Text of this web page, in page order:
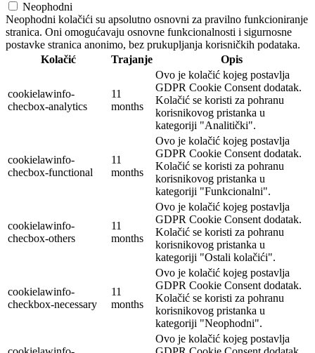
Neophodni
Neophodni kolačići su apsolutno osnovni za pravilno funkcioniranje
stranica. Oni omogućavaju osnovne funkcionalnosti i sigurnosne
postavke stranica anonimo, bez prukupljanja korisničkih podataka.
Kolačić
Trajanje Opis
cookielawinfo-
checbox-analytics
11
months
Ovo je kolačić kojeg postavlja
GDPR Cookie Consent dodatak.
Kolačić se koristi za pohranu
korisnikovog pristanka u
kategoriji "Analitički".
cookielawinfo-
checbox-functional
11
months
Ovo je kolačić kojeg postavlja
GDPR Cookie Consent dodatak.
Kolačić se koristi za pohranu
korisnikovog pristanka u
kategoriji "Funkcionalni".
cookielawinfo-
checbox-others
11
months
Ovo je kolačić kojeg postavlja
GDPR Cookie Consent dodatak.
Kolačić se koristi za pohranu
korisnikovog pristanka u
kategoriji "Ostali kolačići".
cookielawinfo-
checkbox-necessary
11
months
Ovo je kolačić kojeg postavlja
GDPR Cookie Consent dodatak.
Kolačić se koristi za pohranu
korisnikovog pristanka u
kategoriji "Neophodni".
Ovo je kolačić kojeg postavlja